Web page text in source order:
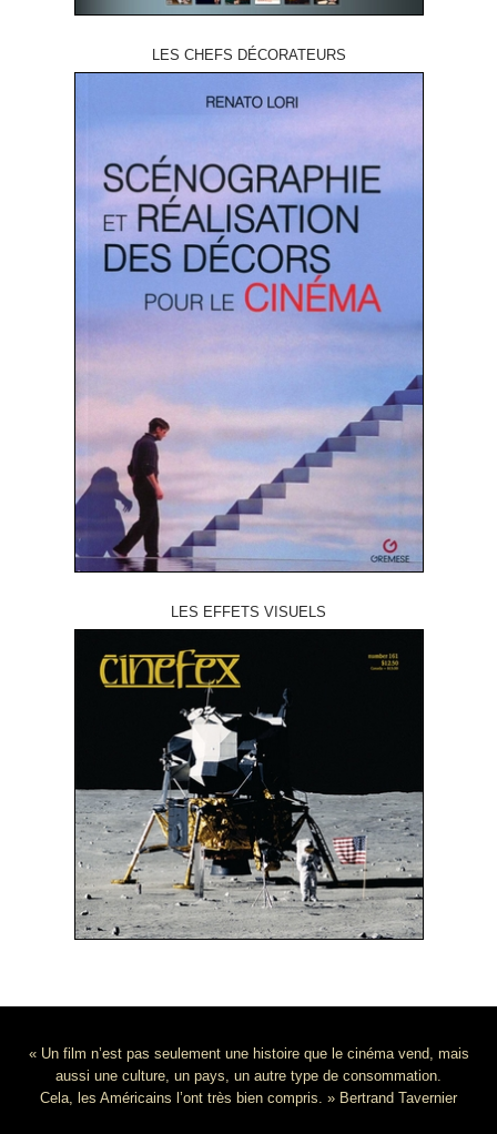
LES CHEFS DÉCORATEURS
LES EFFETS VISUELS
« Un film n’est pas seulement une histoire que le cinéma vend, mais
aussi une culture, un pays, un autre type de consommation.
Cela, les Américains l’ont très bien compris. » Bertrand Tavernier